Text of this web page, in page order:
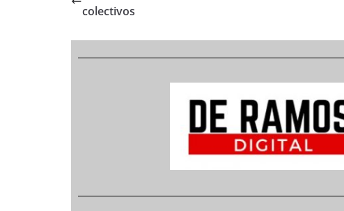
colectivos